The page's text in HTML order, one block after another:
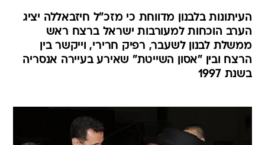
העיתונות בלבנון מדווחת כי מזכ"ל חיזבאללה יציג
הערב הוכחות למעורבות ישראל ברצח ראש
ממשלת לבנון לשעבר, רפיק חרירי, וייקשר בין
הרצח ובין "אסון השייטת" שאירע בעיירה אנסריה
בשנת 1997